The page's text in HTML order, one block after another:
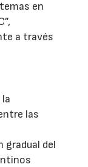
en
a través
las
gradual del